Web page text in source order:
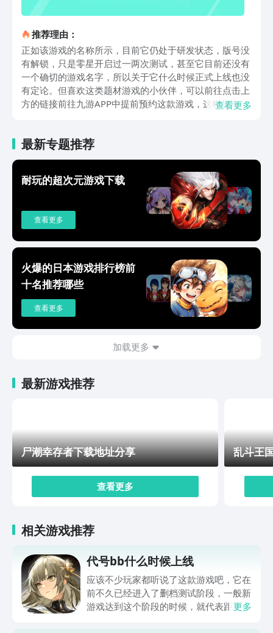
推荐理由：
正如该游戏的名称所示，目前它仍处于研发状态，版号没
有解锁，只是零星开启过一两次测试，甚至它目前还没有
一个确切的游戏名字，所以关于它什么时候正式上线也没
有定论。但喜欢这类题材游戏的小伙伴，可以前往点击上
方的链接前往九游APP中提前预约这款游戏，这样等到游
spark采用7天一局的结算方式，玩家需要通过伐木、狩
猎、制作武器装备等方式生存下来，不断强化个人的战斗
能力以及队伍的整体实力，这样就可以迎接新一轮的挑
战。除了提升战力外我们还需要建造领地来抵御外来入
侵，选择一个合适的地址来搭建基地，一砖一瓦都需要你
自己去建造，在基地存放物资、升级材料。一般在基地周
围的各种地形地貌上也分布着许多资源可供收集。虽然目
提前预约该游戏，静待后续进一步消息。该游戏主打养成
和竞技，而且比较强调配合，玩家可以使用各种武器、配
件来与对手展开对抗。
查看更多
最新专题推荐
耐玩的超次元游戏下载
查看更多
火爆的日本游戏排行榜前
十名推荐哪些
查看更多
加载更多
最新游戏推荐
尸潮幸存者下载地址分享
查看更多
乱斗王
相关游戏推荐
代号bb什么时候上线
应该不少玩家都听说了这款游戏吧，它在
前不久已经进入了删档测试阶段，一般新
游戏达到这个阶段的时候，就代表距离正
更多